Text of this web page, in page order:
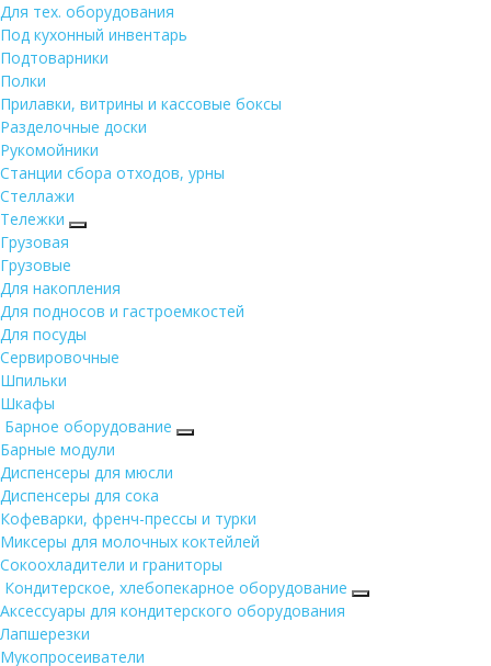
Для тех. оборудования
Под кухонный инвентарь
Подтоварники
Полки
Прилавки, витрины и кассовые боксы
Разделочные доски
Рукомойники
Станции сбора отходов, урны
Стеллажи
Тележки
Грузовая
Грузовые
Для накопления
Для подносов и гастроемкостей
Для посуды
Сервировочные
Шпильки
Шкафы
Барное оборудование
Барные модули
Диспенсеры для мюсли
Диспенсеры для сока
Кофеварки, френч-прессы и турки
Миксеры для молочных коктейлей
Сокоохладители и граниторы
Кондитерское, хлебопекарное оборудование
Аксессуары для кондитерского оборудования
Лапшерезки
Мукопросеиватели